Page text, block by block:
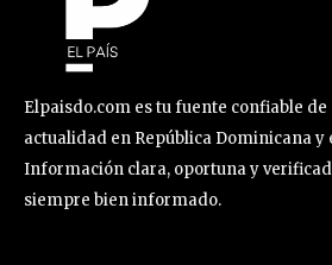
Elpaisdo.com es tu fuente confiable
actualidad en República Dominicana y
Información clara, oportuna y
siempre bien informado.